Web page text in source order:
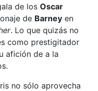
de los Oscar
de Barney en
. Lo que quizás no
como prestigitador
afición de a la
no sólo aprovecha